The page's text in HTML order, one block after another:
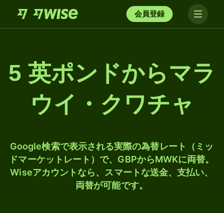
会員登録
5 英ポンドからマラ
ウイ・クワチャ
Google検索で表示される実際の為替レート（ミッ
ドマーケットレート）で、GBPからMWKに両替。
Wiseアカウントなら、スマートな送金、支払い、
両替が可能です。